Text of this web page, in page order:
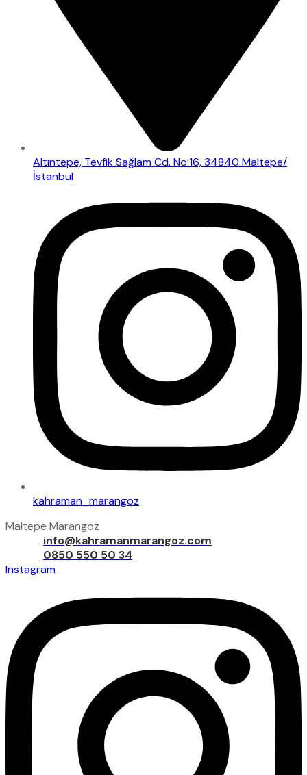
Altıntepe, Tevfik Sağlam Cd. No:16, 34840 Maltepe/
İstanbul
kahraman_marangoz
Maltepe Marangoz
info@kahramanmarangoz.com
0850 550 50 34
Instagram